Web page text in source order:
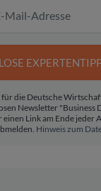
für die Deutsche
Newsletter "Business
Link am Ende jeder
Hinweis zum